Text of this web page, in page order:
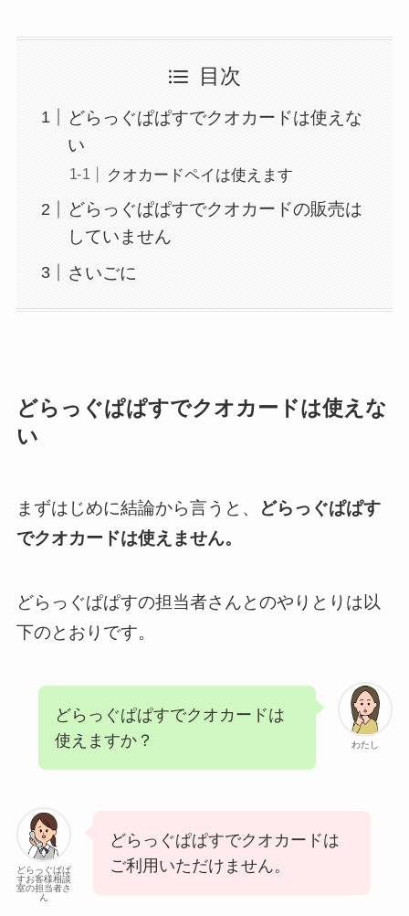
目次
どらっぐぱぱすでクオカードは使えな
い
クオカードペイは使えます
どらっぐぱぱすでクオカードの販売は
していません
さいごに
どらっぐぱぱすでクオカードは使えな
い
まずはじめに結論から言うと、
どらっぐぱぱす
でクオカードは使えません。
どらっぐぱぱすの担当者さんとのやりとりは以
下のとおりです。
わたし
どらっぐぱぱすでクオカードは
使えますか？
どらっぐぱぱ
すお客様相談
室の担当者さ
ん
どらっぐぱぱすでクオカードは
ご利用いただけません。